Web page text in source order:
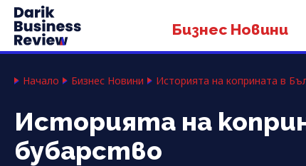
Бизнес Новини
Начало Бизнес Новини Историята на коприната в
Историята на
бубарство